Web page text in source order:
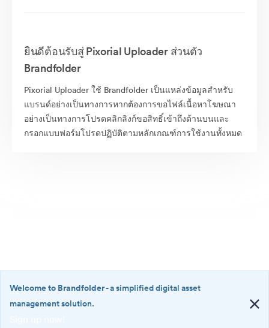
ยินดีต้อนรับสู่ Pixorial Uploader ส่วนตัว
Brandfolder
Pixorial Uploader ใช้ Brandfolder เป็นแหล่งข้อมูลสำหรับ
แบรนด์อย่างเป็นทางการหากต้องการขอไฟล์เนื้อหาโฆษณา
อย่างเป็นทางการโปรดคลิกลิงก์ขอสิทธิ์เข้าถึงด้านบนและ
กรอกแบบฟอร์มโปรดปฏิบัติตามหลักเกณฑ์การใช้งานทั้งหมด
Welcome to Brandfolder- a simplified digital asset
management solution.